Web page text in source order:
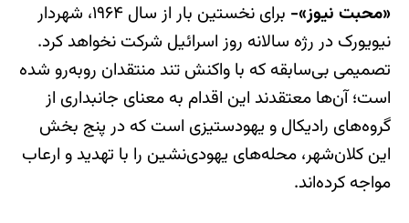
«محبت نیوز»-
برای نخستین بار از سال ۱۹۶۴، شهردار
نیویورک در رژه سالانه روز اسرائیل شرکت نخواهد کرد.
تصمیمی بی‌سابقه که با واکنش تند منتقدان روبه‌رو شده
است؛ آن‌ها معتقدند این اقدام به معنای جانبداری از
گروه‌های رادیکال و یهودستیزی است که در پنج بخش
این کلان‌شهر، محله‌های یهودی‌نشین را با تهدید و ارعاب
مواجه کرده‌اند.